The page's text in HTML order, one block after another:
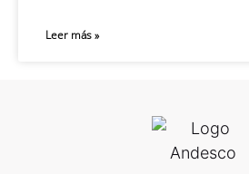
Leer más »